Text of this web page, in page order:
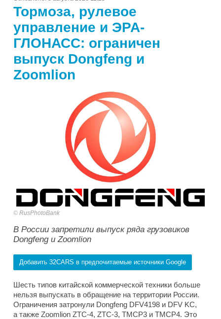
Тормоза, рулевое
управление и ЭРА-
ГЛОНАСС: ограничен
выпуск Dongfeng и
Zoomlion
RusPhotoBank
В России запретили выпуск ряда грузовиков
Dongfeng и Zoomlion
Добавить 32CARS в предпочитаемые источники Google
Шесть типов китайской коммерческой техники больше
нельзя выпускать в обращение на территории России.
Ограничения затронули Dongfeng DFV4198 и DFV KC,
а также Zoomlion ZTC-4, ZTC-3, TMCP3 и TMCP4. Это